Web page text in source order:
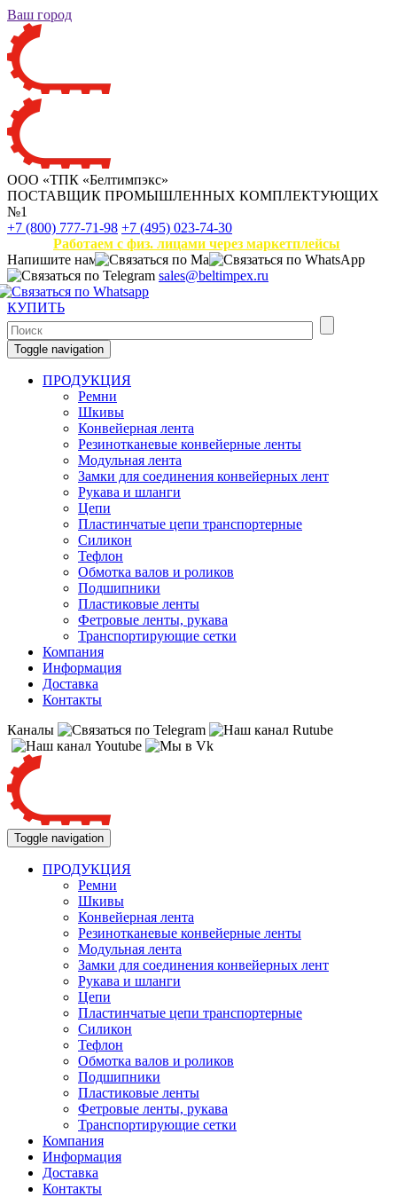
Ваш город
ООО «ТПК «Белтимпэкс»
ПОСТАВЩИК ПРОМЫШЛЕННЫХ КОМПЛЕКТУЮЩИХ
№1
+7 (800) 777-71-98 +7 (495) 023-74-30
Работаем с физ. лицами через маркетплейсы
Напишите нам
sales@beltimpex.ru
КУПИТЬ
Toggle navigation
ПРОДУКЦИЯ
Ремни
Шкивы
Конвейерная лента
Резинотканевые конвейерные ленты
Модульная лента
Замки для соединения конвейерных лент
Рукава и шланги
Цепи
Пластинчатые цепи транспортерные
Силикон
Тефлон
Обмотка валов и роликов
Подшипники
Пластиковые ленты
Фетровые ленты, рукава
Транспортирующие сетки
Компания
Информация
Доставка
Контакты
Каналы
Toggle navigation
ПРОДУКЦИЯ
Ремни
Шкивы
Конвейерная лента
Резинотканевые конвейерные ленты
Модульная лента
Замки для соединения конвейерных лент
Рукава и шланги
Цепи
Пластинчатые цепи транспортерные
Силикон
Тефлон
Обмотка валов и роликов
Подшипники
Пластиковые ленты
Фетровые ленты, рукава
Транспортирующие сетки
Компания
Информация
Доставка
Контакты